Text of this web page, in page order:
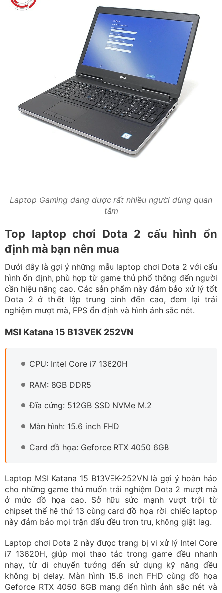
Laptop Gaming đang được rất nhiều người dùng quan
tâm
Top laptop chơi Dota 2 cấu hình ổn
định mà bạn nên mua
Dưới đây là gợi ý những mẫu laptop chơi Dota 2 với cấu
hình ổn định, phù hợp từ game thủ phổ thông đến người
cần hiệu năng cao. Các sản phẩm này đảm bảo xử lý tốt
Dota 2 ở thiết lập trung bình đến cao, đem lại trải
nghiệm mượt mà, FPS ổn định và hình ảnh sắc nét.
MSI Katana 15 B13VEK 252VN
CPU: Intel Core i7 13620H
RAM: 8GB DDR5
Đĩa cứng: 512GB SSD NVMe M.2
Màn hình: 15.6 inch FHD
Card đồ họa: Geforce RTX 4050 6GB
Laptop MSI Katana 15 B13VEK-252VN là gợi ý hoàn hảo
cho những game thủ muốn trải nghiệm Dota 2 mượt mà
ở mức đồ họa cao. Sở hữu sức mạnh vượt trội từ
chipset thế hệ thứ 13 cùng card đồ họa rời, chiếc laptop
này đảm bảo mọi trận đấu đều trơn tru, không giật lag.
Laptop chơi Dota 2 này được trang bị vi xử lý Intel Core
i7 13620H, giúp mọi thao tác trong game đều nhanh
nhạy, từ di chuyển tướng đến sử dụng kỹ năng đều
không bị delay. Màn hình 15.6 inch FHD cùng đồ họa
Geforce RTX 4050 6GB mang đến hình ảnh sắc nét và